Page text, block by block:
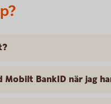
BankID när jag